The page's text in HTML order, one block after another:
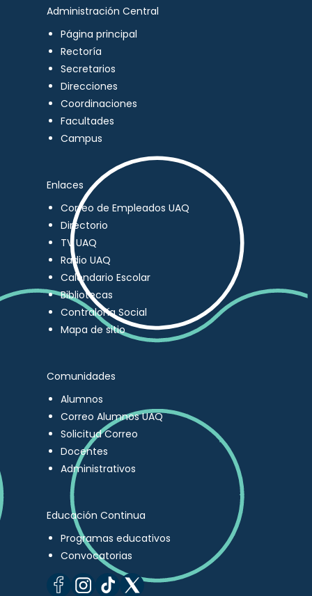
Administración Central
Página principal
Rectoría
Secretarios
Direcciones
Coordinaciones
Facultades
Campus
Enlaces
Correo de Empleados UAQ
Directorio
TV UAQ
Radio UAQ
Calendario Escolar
Bibliotecas
Contraloría Social
Mapa de sitio
Comunidades
Alumnos
Correo Alumnos UAQ
Solicitud Correo
Docentes
Administrativos
Educación Continua
Programas educativos
Convocatorias